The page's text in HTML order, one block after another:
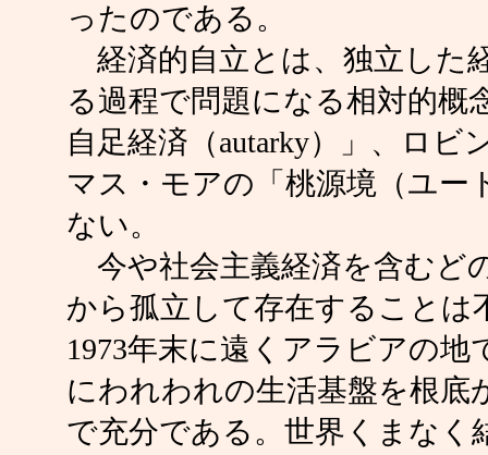
ったのである。
経済的自立とは、独立した
る過程で問題になる相対的概
自足経済（autarky）」、ロ
マス・モアの「桃源境（ユ
ない。
今や社会主義経済を含むど
から孤立して存在することは
1973年末に遠くアラビアの
にわれわれの生活基盤を根
で充分である。世界くまなく